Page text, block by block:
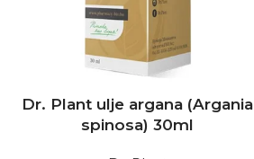
Dr. Plant ulje argana (Argania
spinosa) 30ml